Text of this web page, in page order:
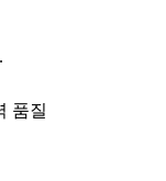
품질